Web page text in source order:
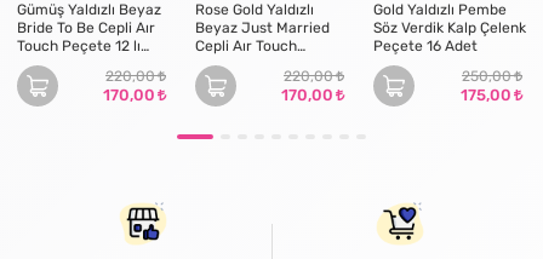
Gümüş Yaldızlı Beyaz
Bride To Be Cepli Aır
Touch Peçete 12 lı
40x40
220,00
170,00
Rose Gold Yaldızlı
Beyaz Just Married
Cepli Aır Touch
Peçete 12 lı 40x40
220,00
170,00
Gold Yaldızlı Pembe
Söz Verdik Kalp Çelenk
Peçete 16 Adet
250,00
175,00